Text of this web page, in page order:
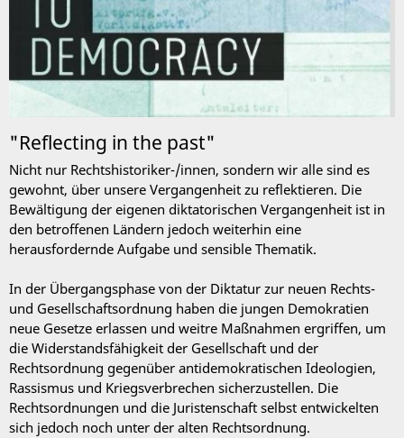
"Reflecting in the past"
Nicht nur Rechtshistoriker-/innen, sondern wir alle sind es
gewohnt, über unsere Vergangenheit zu reflektieren. Die
Bewältigung der eigenen diktatorischen Vergangenheit ist in
den betroffenen Ländern jedoch weiterhin eine
herausfordernde Aufgabe und sensible Thematik.
In der Übergangsphase von der Diktatur zur neuen Rechts-
und Gesellschaftsordnung haben die jungen Demokratien
neue Gesetze erlassen und weitre Maßnahmen ergriffen, um
die Widerstandsfähigkeit der Gesellschaft und der
Rechtsordnung gegenüber antidemokratischen Ideologien,
Rassismus und Kriegsverbrechen sicherzustellen. Die
Rechtsordnungen und die Juristenschaft selbst entwickelten
sich jedoch noch unter der alten Rechtsordnung.